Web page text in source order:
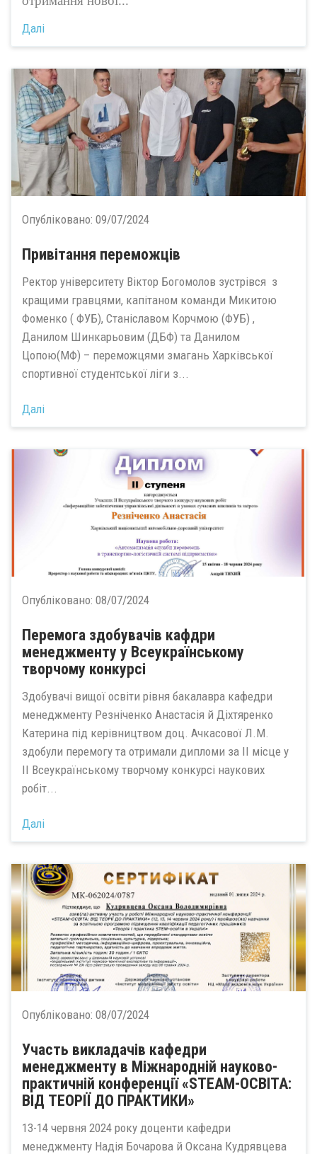
Далі
Опубліковано: 09/07/2024
Привітання переможців
Ректор університету Віктор Богомолов зустрівся з
кращими гравцями, капітаном команди Микитою
Фоменко ( ФУБ), Станіславом Корчмою (ФУБ) ,
Данилом Шинкарьовим (ДБФ) та Данилом
Цопою(МФ) – переможцями змагань Харківської
спортивної студентської ліги з...
Далі
Опубліковано: 08/07/2024
Перемога здобувачів кафдри
менеджменту у Всеукраїнському
творчому конкурсі
Здобувачі вищої освіти рівня бакалавра кафедри
менеджменту Резніченко Анастасія й Діхтяренко
Катерина під керівництвом доц. Ачкасової Л.М.
здобули перемогу та отримали дипломи за ІІ місце у
ІІ Всеукраїнському творчому конкурсі наукових
робіт...
Далі
Опубліковано: 08/07/2024
Участь викладачів кафедри
менеджменту в Міжнародній науково-
практичній конференції «STEАM-ОСВІТА:
ВІД ТЕОРІЇ ДО ПРАКТИКИ»
13-14 червня 2024 року доценти кафедри
менеджменту Надія Бочарова й Оксана Кудрявцева